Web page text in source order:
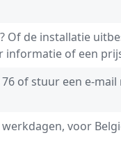
Of de installatie
informatie of een
of stuur een e-mail
voor